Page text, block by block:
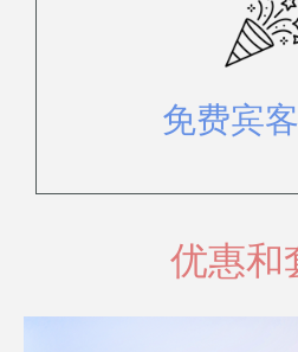
免费宾
享受一系列旨在让全
精彩免费活
优惠和